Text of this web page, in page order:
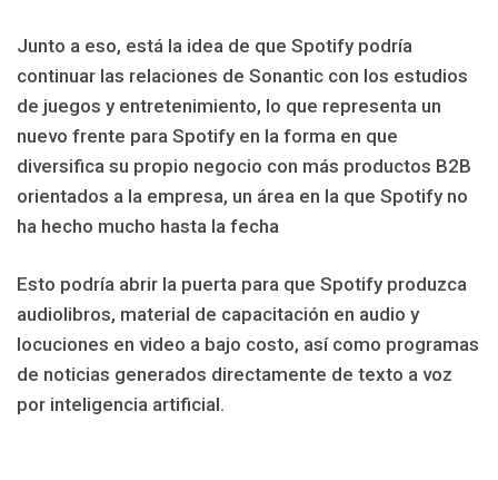
Junto a eso, está la idea de que Spotify podría
continuar las relaciones de Sonantic con los estudios
de juegos y entretenimiento, lo que representa un
nuevo frente para Spotify en la forma en que
diversifica su propio negocio con más productos B2B
orientados a la empresa, un área en la que Spotify no
ha hecho mucho hasta la fecha
Esto podría abrir la puerta para que Spotify produzca
audiolibros, material de capacitación en audio y
locuciones en video a bajo costo, así como programas
de noticias generados directamente de texto a voz
por inteligencia artificial.